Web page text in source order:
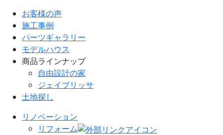
お客様の声
施工事例
パーツギャラリー
モデルハウス
商品ラインナップ
自由設計の家
ジェイブリッサ
土地探し
リノベーション
リフォーム